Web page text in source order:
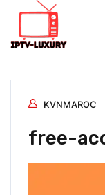
KVNMAROC
free-